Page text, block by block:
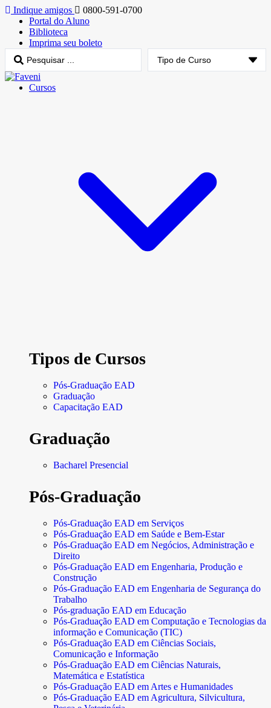
Indique amigos
0800-591-0700
Portal do Aluno
Biblioteca
Imprima seu boleto
Cursos
Tipos de Cursos
Pós-Graduação EAD
Graduação
Capacitação EAD
Graduação
Bacharel Presencial
Pós-Graduação
Pós-Graduação EAD em Serviços
Pós-Graduação EAD em Saúde e Bem-Estar
Pós-Graduação EAD em Negócios, Administração e
Direito
Pós-Graduação EAD em Engenharia, Produção e
Construção
Pós-Graduação EAD em Engenharia de Segurança do
Trabalho
Pós-graduação EAD em Educação
Pós-Graduação EAD em Computação e Tecnologias da
informação e Comunicação (TIC)
Pós-Graduação EAD em Ciências Sociais,
Comunicação e Informação
Pós-Graduação EAD em Ciências Naturais,
Matemática e Estatística
Pós-Graduação EAD em Artes e Humanidades
Pós-Graduação EAD em Agricultura, Silvicultura,